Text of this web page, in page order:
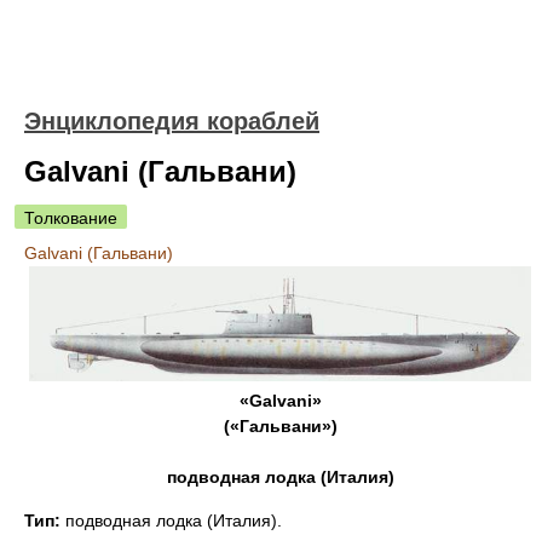
Энциклопедия кораблей
Galvani (Гальвани)
Толкование
Galvani (Гальвани)
«Galvani»
(«Гальвани»)
подводная лодка (Италия)
Тип: подводная лодка (Италия).